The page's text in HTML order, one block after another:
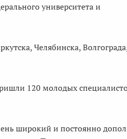
университета и
Челябинска,
120 молодых
широкий и постоянно